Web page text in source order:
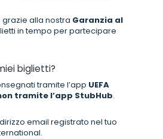
alla nostra Garanzia al
in tempo per partecipare
biglietti?
tramite l’app UEFA
tramite l’app StubHub.
email registrato nel tuo